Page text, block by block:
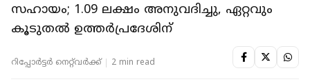
സഹായം; 1.09 ലക്ഷം അനുവദിച്ചു, ഏറ്റവും
കൂടുതൽ ഉത്തർപ്രദേശിന്
റിപ്പോർട്ടർ നെറ്റ്‌വര്‍ക്ക്‌ 2 min read